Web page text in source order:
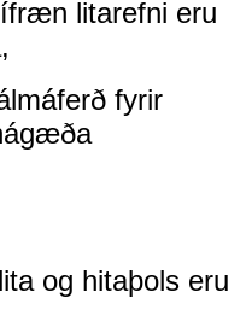
litarefni eru
fyrir
og hitaþols eru